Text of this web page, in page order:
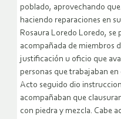
poblado, aprovechando
haciendo reparaciones en
Rosaura Loredo Loredo, se
acompañada de miembros
justificación u oficio que
personas que trabajaban
Acto seguido dio
acompañaban que
con piedra y mezcla. Cabe